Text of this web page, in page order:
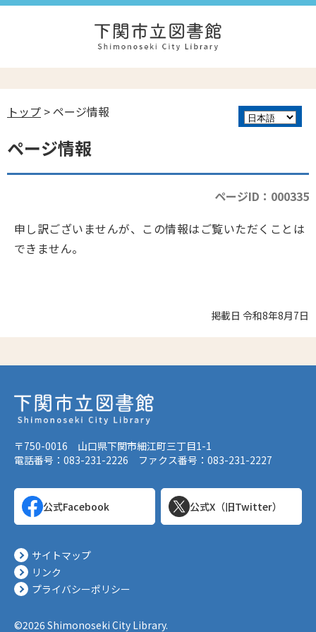
トップ > ページ情報
ページ情報
ページID：000335
申し訳ございませんが、この情報はご覧いただくことは
できません。
掲載日 令和8年8月7日
〒750-0016 山口県下関市細江町三丁目1-1
電話番号：083-231-2226 ファクス番号：083-231-2227
公式Facebook 公式X（旧Twitter）
サイトマップ
リンク
プライバシーポリシー
©2026 Shimonoseki City Library.